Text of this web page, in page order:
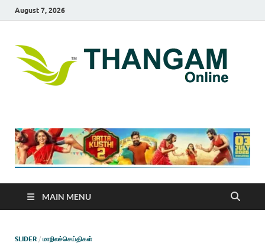
August 7, 2026
MAIN MENU
SLIDER / மாநிலச்செய்திகள்